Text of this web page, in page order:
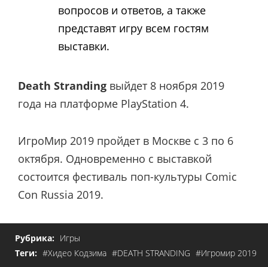
вопросов и ответов, а также
представят игру всем гостям
выставки.
Death Stranding выйдет 8 ноября 2019
года на платформе PlayStation 4.
ИгроМир 2019 пройдет в Москве с 3 по 6
октября. Одновременно с выставкой
состоится фестиваль поп-культуры Comic
Con Russia 2019.
Рубрика: Игры
Теги: #Хидео Кодзима #DEATH STRANDING #Игромир 2019